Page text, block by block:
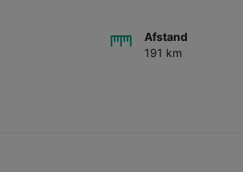
Afstand
191 km